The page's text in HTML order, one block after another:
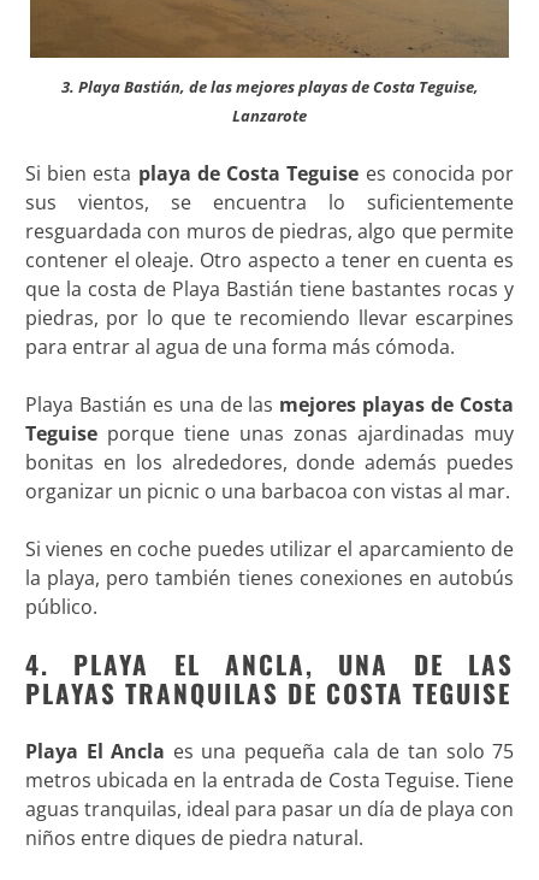
3. Playa Bastián, de las mejores playas de Costa Teguise,
Lanzarote
Si bien esta playa de Costa Teguise es conocida por
sus vientos, se encuentra lo suficientemente
resguardada con muros de piedras, algo que permite
contener el oleaje. Otro aspecto a tener en cuenta es
que la costa de Playa Bastián tiene bastantes rocas y
piedras, por lo que te recomiendo llevar escarpines
para entrar al agua de una forma más cómoda.
Playa Bastián es una de las mejores playas de Costa
Teguiseporque tiene unas zonas ajardinadas muy
bonitas en los alrededores, donde además puedes
organizar un picnic o una barbacoa con vistas al mar.
Si vienes en coche puedes utilizar el aparcamiento de
la playa, pero también tienes conexiones en autobús
público.
4. PLAYA EL ANCLA, UNA DE LAS
PLAYAS TRANQUILAS DE COSTA TEGUISE
Playa El Ancla es una pequeña cala de tan solo 75
metros ubicada en la entrada de Costa Teguise. Tiene
aguas tranquilas, ideal para pasar un día de playa con
niños entre diques de piedra natural.